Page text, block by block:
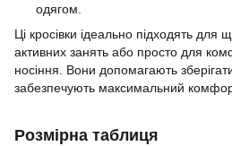
одягом.
Ці кросівки ідеально підходять для
активних занять або просто для
носіння. Вони допомагають
забезпечують максимальний
Розмірна таблиця